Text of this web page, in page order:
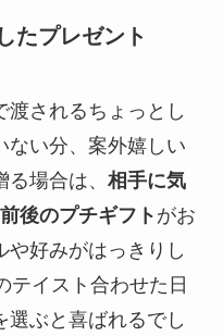
たプレゼント
渡されるちょっとし
ない分、案外嬉しい
場合は、 相手に気
後のプチギフト がお
や好みがはっきりし
テイスト合わせた日
選ぶと喜ばれるでし